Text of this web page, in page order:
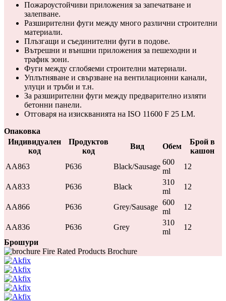
Пожароустойчиви приложения за запечатване и
залепване.
Разширителни фуги между много различни строителни
материали.
Плъзгащи и съединителни фуги в подове.
Вътрешни и външни приложения за пешеходни и
трафик зони.
Фуги между сглобяеми строителни материали.
Уплътняване и свързване на вентилационни канали,
улуци и тръби и т.н.
За разширителни фуги между предварително изляти
бетонни панели.
Отговаря на изискванията на ISO 11600 F 25 LM.
Опаковка
Индивидуален
код
Продуктов
код
Вид Обем
Брой в
кашон
AA863
P636 Black/Sausage
600
ml
12
AA833 P636 Black
310
ml
12
AA866 P636 Grey/Sausage
600
ml
12
AA836 P636 Grey
310
ml
12
Брошури
Fire Rated Products Brochure